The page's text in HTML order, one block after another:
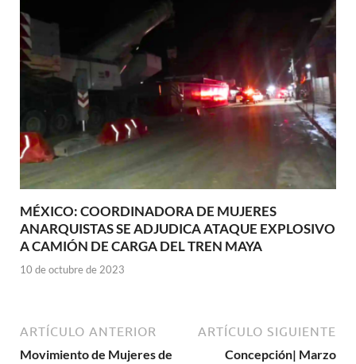
MÉXICO: COORDINADORA DE MUJERES
ANARQUISTAS SE ADJUDICA ATAQUE EXPLOSIVO
A CAMIÓN DE CARGA DEL TREN MAYA
10 de octubre de 2023
ARTÍCULO ANTERIOR
Movimiento de Mujeres de
ARTÍCULO SIGUIENTE
Concepción| Marzo